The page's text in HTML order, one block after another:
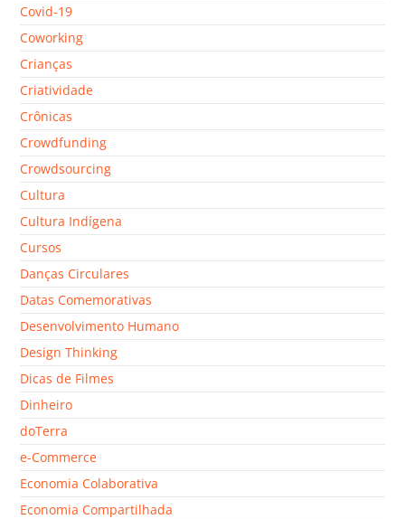
Covid-19
Coworking
Crianças
Criatividade
Crônicas
Crowdfunding
Crowdsourcing
Cultura
Cultura Indígena
Cursos
Danças Circulares
Datas Comemorativas
Desenvolvimento Humano
Design Thinking
Dicas de Filmes
Dinheiro
doTerra
e-Commerce
Economia Colaborativa
Economia Compartilhada